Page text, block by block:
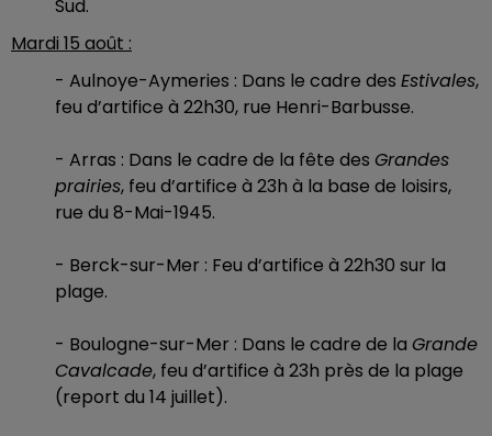
Sud.
Mardi 15 août :
- Aulnoye-Aymeries : Dans le cadre des Estivales,
feu d’artifice à 22h30, rue Henri-Barbusse.
- Arras : Dans le cadre de la fête des Grandes
prairies, feu d’artifice à 23h à la base de loisirs,
rue du 8-Mai-1945.
- Berck-sur-Mer : Feu d’artifice à 22h30 sur la
plage.
- Boulogne-sur-Mer : Dans le cadre de la Grande
Cavalcade, feu d’artifice à 23h près de la plage
(report du 14 juillet).